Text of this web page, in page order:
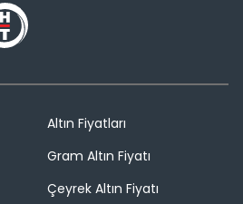
Altın Fiyatları
Gram Altın Fiyatı
Çeyrek Altın Fiyatı